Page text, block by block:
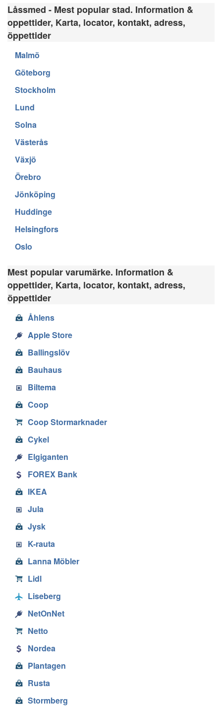
Låssmed - Mest popular stad. Information &
oppettider, Karta, locator, kontakt, adress,
öppettider
Malmö
Göteborg
Stockholm
Lund
Solna
Västerås
Växjö
Örebro
Jönköping
Huddinge
Helsingfors
Oslo
Mest popular varumärke. Information &
oppettider, Karta, locator, kontakt, adress,
öppettider
Åhlens
Apple Store
Ballingslöv
Bauhaus
Biltema
Coop
Coop Stormarknader
Cykel
Elgiganten
FOREX Bank
IKEA
Jula
Jysk
K-rauta
Lanna Möbler
Lidl
Liseberg
NetOnNet
Netto
Nordea
Plantagen
Rusta
Stormberg